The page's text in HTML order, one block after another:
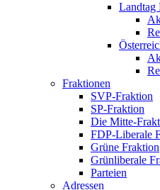
Landtag
Fraktionen
SVP-Fraktion
SP-Fraktion
Die Mitte-
FDP-Liberale
Grüne Fraktion
Grünliberale
Parteien
Adressen